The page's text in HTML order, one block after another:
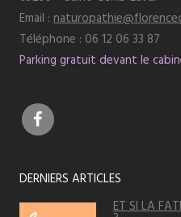
Email :
Téléphone : 06 12 06 33 87
Parking gratuit devant le
DERNIERS ARTICLES
ET SI LA